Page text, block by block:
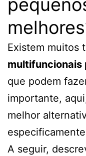
Existem muitos
multifuncionais
que podem
importante,
melhor
A seguir,